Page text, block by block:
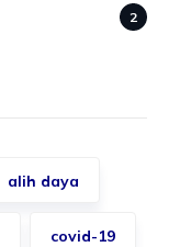
2
alih daya
covid-19